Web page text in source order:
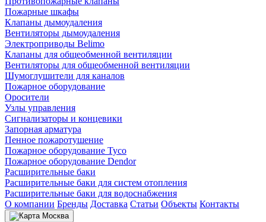
Пожарные шкафы
Клапаны дымоудаления
Вентиляторы дымоудаления
Электроприводы Belimo
Клапаны для общеобменной вентиляции
Вентиляторы для общеобменной вентиляции
Шумоглушители для каналов
Пожарное оборудование
Оросители
Узлы управления
Сигнализаторы и концевики
Запорная арматура
Пенное пожаротушение
Пожарное оборудование Tyco
Пожарное оборудование Dendor
Расширительные баки
Расширительные баки для систем отопления
Расширительные баки для водоснабжения
О компании Бренды Доставка Статьи Объекты Контакты
Москва